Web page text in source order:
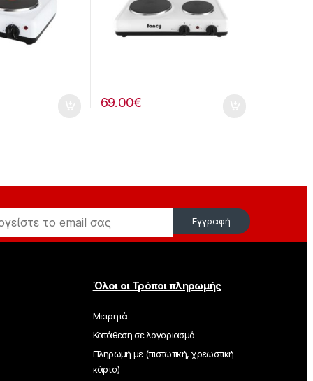
69.00€
Εγγραφή
Όλοι οι Τρόποι πληρωμής
Μετρητά
Κατάθεση σε λογαριασμό
Πληρωμή με (πιστωτική, χρεωστική
κάρτα)